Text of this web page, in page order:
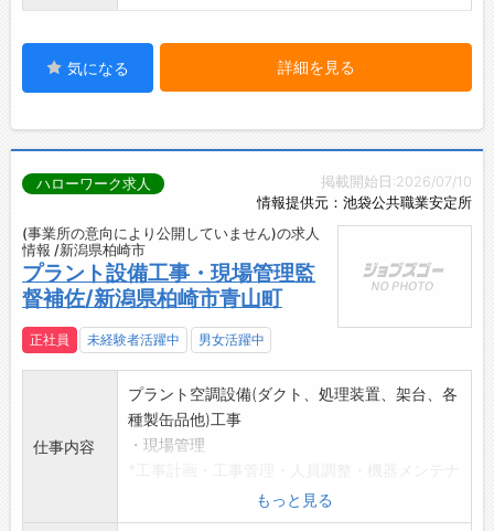
気になる 詳細を見る
掲載開始日:2026/07/10
情報提供元：池袋公共職業安定所
ハローワーク求人
(事業所の意向により公開していません)の求人
情報 /新潟県柏崎市
プラント設備工事・現場管理監
督補佐/新潟県柏崎市青山町
正社員 未経験者活躍中 男女活躍中
仕事内容
プラント空調設備(ダクト、処理装置、架台、各
種製缶品他)工事
・現場管理
*最初は監督の補助として空調設備工事の専門知
もっと見る